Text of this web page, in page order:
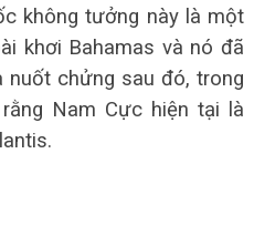
không tưởng này là một
khơi Bahamas và nó đã
nuốt chửng sau đó, trong
Nam Cực hiện tại là